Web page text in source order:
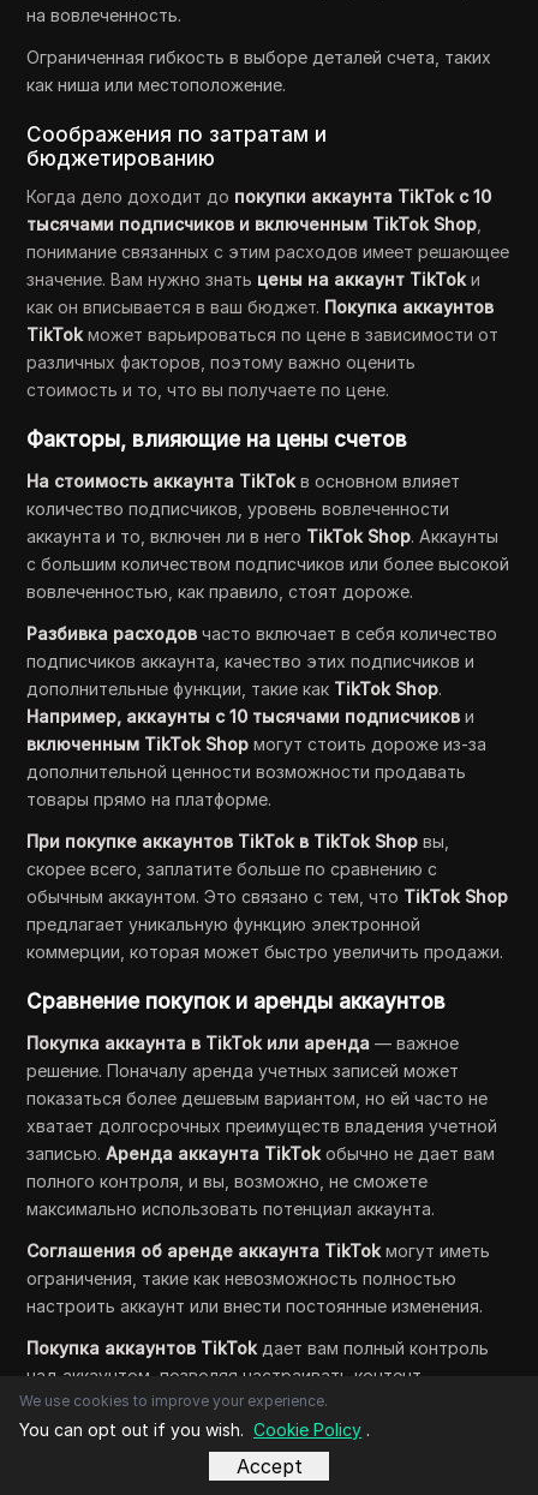
на вовлеченность.
Ограниченная гибкость в выборе деталей счета, таких
как ниша или местоположение.
Соображения по затратам и
бюджетированию
Когда дело доходит до покупки аккаунта TikTok с 10
тысячами подписчиков и включенным TikTok Shop
понимание связанных с этим расходов имеет решающее
значение. Вам нужно знать цены на аккаунт TikTok и
как он вписывается в ваш бюджет. Покупка аккаунтов
TikTok может варьироваться по цене в зависимости от
различных факторов, поэтому важно оценить
стоимость и то, что вы получаете по цене.
Факторы, влияющие на цены счетов
На стоимость аккаунта TikTok в основном влияет
количество подписчиков, уровень вовлеченности
аккаунта и то, включен ли в него TikTok Shop. Аккаунты
с большим количеством подписчиков или более высокой
вовлеченностью, как правило, стоят дороже.
Разбивка расходов часто включает в себя количество
подписчиков аккаунта, качество этих подписчиков и
дополнительные функции, такие как TikTok Shop.
Например, аккаунты с 10 тысячами подписчиков и
включенным TikTok Shop могут стоить дороже из-за
дополнительной ценности возможности продавать
товары прямо на платформе.
При покупке аккаунтов TikTok в TikTok Shop вы,
скорее всего, заплатите больше по сравнению с
обычным аккаунтом. Это связано с тем, что TikTok Shop
предлагает уникальную функцию электронной
коммерции, которая может быстро увеличить продажи.
Сравнение покупок и аренды аккаунтов
Покупка аккаунта в TikTok или аренда — важное
решение. Поначалу аренда учетных записей может
показаться более дешевым вариантом, но ей часто не
хватает долгосрочных преимуществ владения учетной
записью.Аренда аккаунта TikTok обычно не дает вам
полного контроля, и вы, возможно, не сможете
максимально использовать потенциал аккаунта.
Соглашения об аренде аккаунта TikTok могут иметь
ограничения, такие как невозможность полностью
настроить аккаунт или внести постоянные изменения.
Покупка аккаунтов TikTok дает вам полный контроль
над аккаунтом, позволяя настраивать контент,
интегрироватьTikTok Shopи выстраивать
долгосрочную бизнес-стратегию.
Понимая соображения стоимости и сравнивая
We use cookies to improve your experience.
You can opt out if you wish. Cookie Policy .
Accept